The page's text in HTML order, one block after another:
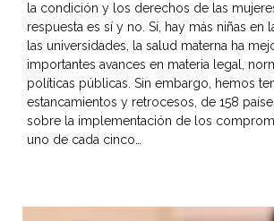
la condición y los derechos de las
respuesta es sí y no. Sí, hay más niñas en
las universidades, la salud materna ha
importantes avances en materia legal,
políticas públicas. Sin embargo, hemos
estancamientos y retrocesos, de 158
sobre la implementación de los
uno de cada cinco…
De la teoría a la acción: enfrentando